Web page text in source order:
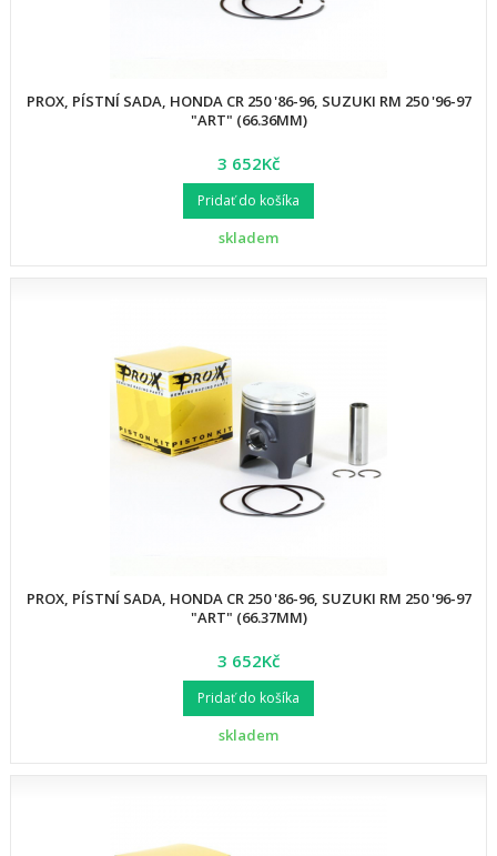
PROX, PÍSTNÍ SADA, HONDA CR 250 '86-96, SUZUKI RM 250 '96-97
"ART" (66.36MM)
3 652Kč
Pridať do košíka
skladem
PROX, PÍSTNÍ SADA, HONDA CR 250 '86-96, SUZUKI RM 250 '96-97
"ART" (66.37MM)
3 652Kč
Pridať do košíka
skladem